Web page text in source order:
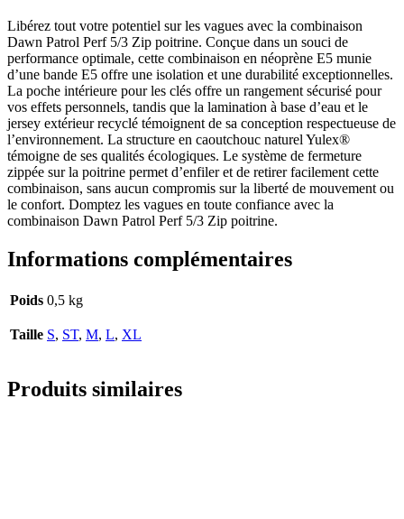
Poitrine
Noir
Libérez tout votre potentiel sur les vagues avec la combinaison
Dawn Patrol Perf 5/3 Zip poitrine. Conçue dans un souci de
performance optimale, cette combinaison en néoprène E5 munie
d’une bande E5 offre une isolation et une durabilité exceptionnelles.
La poche intérieure pour les clés offre un rangement sécurisé pour
vos effets personnels, tandis que la lamination à base d’eau et le
jersey extérieur recyclé témoignent de sa conception respectueuse de
l’environnement. La structure en caoutchouc naturel Yulex®
témoigne de ses qualités écologiques. Le système de fermeture
zippée sur la poitrine permet d’enfiler et de retirer facilement cette
combinaison, sans aucun compromis sur la liberté de mouvement ou
le confort. Domptez les vagues en toute confiance avec la
combinaison Dawn Patrol Perf 5/3 Zip poitrine.
Informations complémentaires
Poids 0,5 kg
Taille S, ST, M, L, XL
Produits similaires